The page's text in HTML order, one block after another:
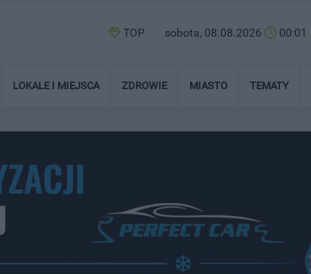
TOP sobota, 08.08.2026 00:01
LOKALE I MIEJSCA ZDROWIE MIASTO TEMATY